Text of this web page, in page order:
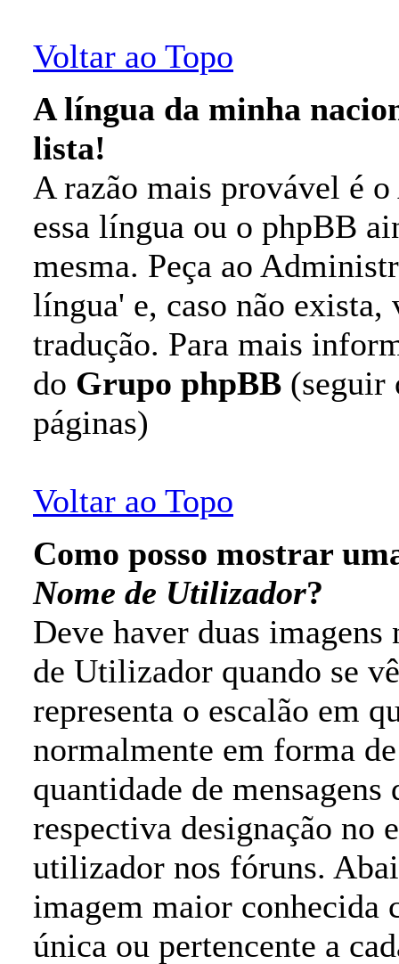
Voltar ao Topo
A língua da minha
lista!
A razão mais provável é
essa língua ou o phpBB
mesma. Peça ao
língua' e, caso não
tradução. Para mais
do Grupo phpBB (seguir
páginas)
Voltar ao Topo
Como posso mostrar
Nome de Utilizador?
Deve haver duas
de Utilizador quando se
representa o escalão em
normalmente em forma
quantidade de
respectiva designação no
utilizador nos fóruns.
imagem maior conhecida
única ou pertencente a